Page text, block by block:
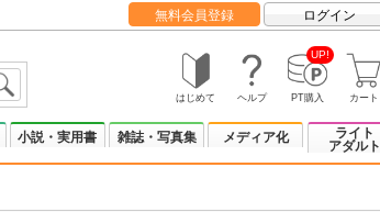
無料会員登録 ログイン
はじめて ヘルプ
UP!
PT購入 カート
小説・実用書 雑誌・写真集 メディア化
ライト
アダルト